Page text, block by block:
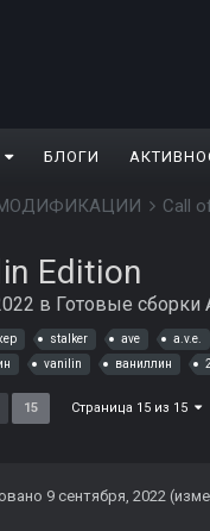
БЛОГИ
МОДИФИКАЦИИ Call
Edition
в Готовые сборки
stalker ave
a.v.e.
vanilin ваниллин
15 Страница 15 из 15
9 сентября, 2022